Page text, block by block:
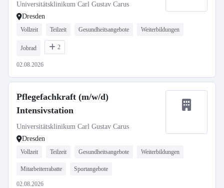
Universitätsklinikum Carl Gustav Carus
Dresden
Vollzeit Teilzeit Gesundheitsangebote Weiterbildungen
Jobrad 2
02.08.2026
Pflegefachkraft (m/w/d)
Intensivstation
Universitätsklinikum Carl Gustav Carus
Dresden
Vollzeit Teilzeit Gesundheitsangebote Weiterbildungen
Mitarbeiterrabatte Sportangebote
02.08.2026